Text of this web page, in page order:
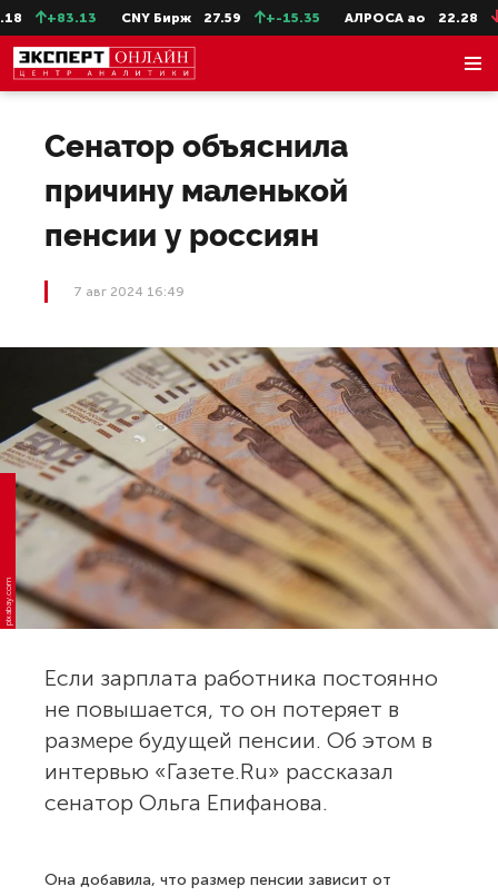
+83.13 CNY Бирж 27.59 +-15.35 АЛРОСА ао 22.28 -
Сенатор объяснила
причину маленькой
пенсии у россиян
7 авг 2024 16:49
pixabay.com
Если зарплата работника постоянно
не повышается, то он потеряет в
размере будущей пенсии. Об этом в
интервью «Газете.Ru» рассказал
сенатор Ольга Епифанова.
Она добавила, что размер пенсии зависит от